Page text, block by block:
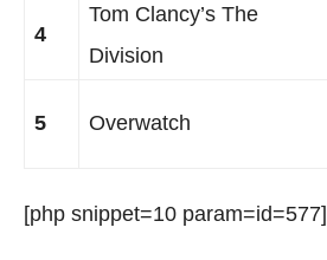
4
Tom Clancy’s The
Division
5 Overwatch
[php snippet=10 param=id=577]